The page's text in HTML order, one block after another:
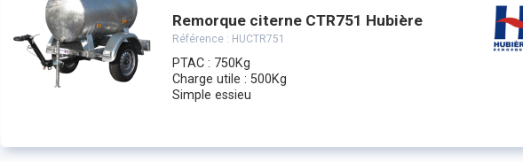
Remorque citerne CTR751 Hubière
Référence : HUCTR751
PTAC : 750Kg
Charge utile : 500Kg
Simple essieu